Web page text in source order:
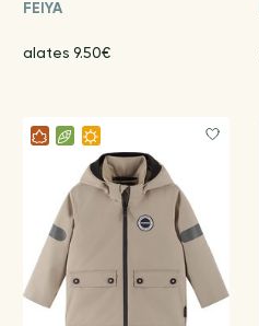
FEIYA
alates 9.50€